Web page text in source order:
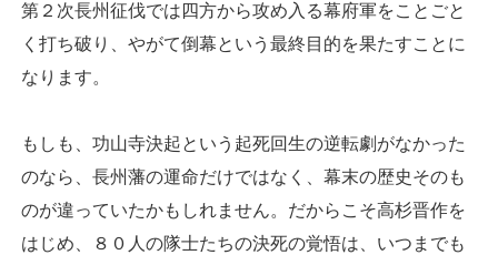
第２次長州征伐では四方から攻め入る幕府軍をことごと
く打ち破り、やがて倒幕という最終目的を果たすことに
なります。
もしも、功山寺決起という起死回生の逆転劇がなかった
のなら、長州藩の運命だけではなく、幕末の歴史そのも
のが違っていたかもしれません。だからこそ高杉晋作を
はじめ、８０人の隊士たちの決死の覚悟は、いつまでも